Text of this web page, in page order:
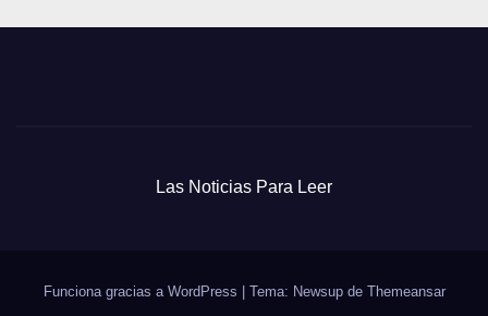
Las Noticias Para Leer
Funciona gracias a WordPress Tema: Newsup de Themeansar